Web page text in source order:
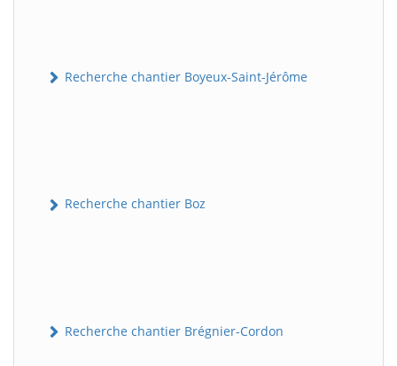
Recherche chantier Boyeux-Saint-Jérôme
Recherche chantier Boz
Recherche chantier Brégnier-Cordon